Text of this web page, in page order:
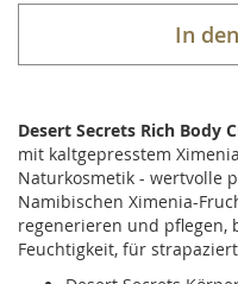
In
Desert Secrets Rich Body
mit kaltgepresstem
Naturkosmetik - wertvolle
Namibischen Ximenia-
regenerieren und pflegen,
Feuchtigkeit, für